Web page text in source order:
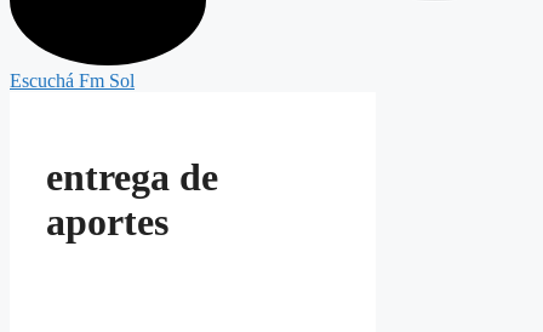
Escuchá Fm Sol
entrega de
aportes